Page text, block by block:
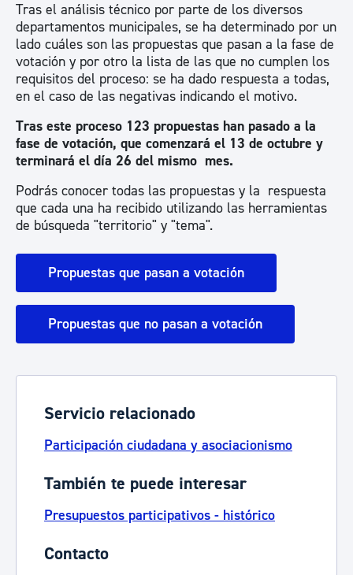
Tras el análisis técnico por parte de los diversos
departamentos municipales, se ha determinado por un
lado cuáles son las propuestas que pasan a la fase de
votación y por otro la lista de las que no cumplen los
requisitos del proceso: se ha dado respuesta a todas,
en el caso de las negativas indicando el motivo.
Tras este proceso 123 propuestas han pasado a la
fase de votación, que comenzará el 13 de octubre y
terminará el día 26 del mismo mes.
Podrás conocer todas las propuestas y la respuesta
que cada una ha recibido utilizando las herramientas
de búsqueda "territorio" y "tema".
Propuestas que pasan a votación
Propuestas que no pasan a votación
Servicio relacionado
Participación ciudadana y asociacionismo
También te puede interesar
Presupuestos participativos - histórico
Contacto